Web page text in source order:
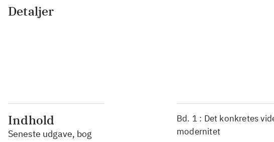
Detaljer
Indhold
Seneste udgave, bog
Bd. 1 : Det konkretes
modernitet